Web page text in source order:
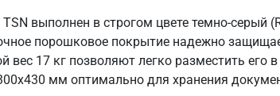
выполнен в строгом цвете темно-
порошковое покрытие надежно
вес 17 кг позволяют легко разместить
мм оптимально для хранения